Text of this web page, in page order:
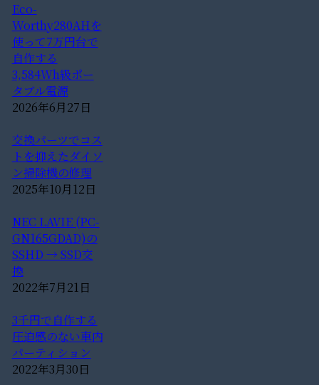
Eco-
Worthy280AHを
使って7万円台で
自作する
3,584Wh級ポー
タブル電源
2026年6月27日
交換パーツでコス
トを抑えたダイソ
ン掃除機の修理
2025年10月12日
NEC LAVIE (PC-
GN165GDAD)の
SSHD → SSD交
換
2022年7月21日
3千円で自作する
圧迫感のない車内
パーティション
2022年3月30日